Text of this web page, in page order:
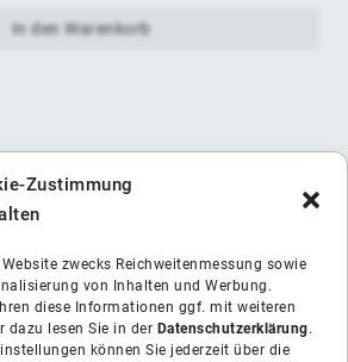
Zustimmung
zwecks Reichweitenmessung sowie
von Inhalten und Werbung.
diese Informationen ggf. mit weiteren
dazu lesen Sie in der Datenschutzerklärung.
können Sie jederzeit über die
In den Warenkorb